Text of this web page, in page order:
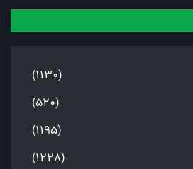
(1130)
(520)
(1195)
(1228)